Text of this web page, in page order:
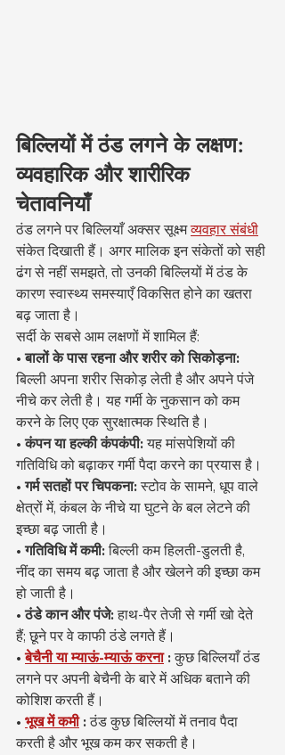
बिल्लियों में ठंड लगने के लक्षण:
व्यवहारिक और शारीरिक
चेतावनियाँ
ठंड लगने पर बिल्लियाँ अक्सर सूक्ष्म व्यवहार संबंधी
संकेत दिखाती हैं। अगर मालिक इन संकेतों को सही
ढंग से नहीं समझते, तो उनकी बिल्लियों में ठंड के
कारण स्वास्थ्य समस्याएँ विकसित होने का खतरा
बढ़ जाता है।
सर्दी के सबसे आम लक्षणों में शामिल हैं:
• बालों के पास रहना और शरीर को सिकोड़ना:
बिल्ली अपना शरीर सिकोड़ लेती है और अपने पंजे
नीचे कर लेती है। यह गर्मी के नुकसान को कम
करने के लिए एक सुरक्षात्मक स्थिति है।
• कंपन या हल्की कंपकंपी: यह मांसपेशियों की
गतिविधि को बढ़ाकर गर्मी पैदा करने का प्रयास है।
• गर्म सतहों पर चिपकना: स्टोव के सामने, धूप वाले
क्षेत्रों में, कंबल के नीचे या घुटने के बल लेटने की
इच्छा बढ़ जाती है।
• गतिविधि में कमी: बिल्ली कम हिलती-डुलती है,
नींद का समय बढ़ जाता है और खेलने की इच्छा कम
हो जाती है।
• ठंडे कान और पंजे: हाथ-पैर तेजी से गर्मी खो देते
हैं; छूने पर वे काफी ठंडे लगते हैं।
• बेचैनी या म्याऊं-म्याऊं करना : कुछ बिल्लियाँ ठंड
लगने पर अपनी बेचैनी के बारे में अधिक बताने की
कोशिश करती हैं।
• भूख में कमी : ठंड कुछ बिल्लियों में तनाव पैदा
करती है और भूख कम कर सकती है।